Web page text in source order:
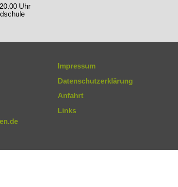
Uhr
Impressum
Datenschutzerklärung
Anfahrt
Links